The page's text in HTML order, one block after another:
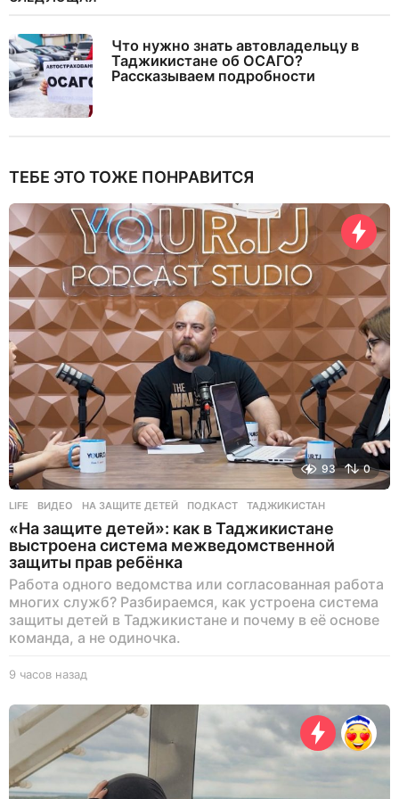
Что нужно знать автовладельцу в
Таджикистане об ОСАГО?
Рассказываем подробности
ТЕБЕ ЭТО ТОЖЕ ПОНРАВИТСЯ
93 0
LIFE ВИДЕО ,НА ЗАЩИТЕ ДЕТЕЙ ,ПОДКАСТ ,ТАДЖИКИСТАН
«На защите детей»: как в Таджикистане
выстроена система межведомственной
защиты прав ребёнка
Работа одного ведомства или согласованная работа
многих служб? Разбираемся, как устроена система
защиты детей в Таджикистане и почему в её основе
команда, а не одиночка.
9 часов назад
а
о
в
а